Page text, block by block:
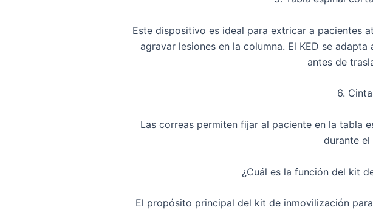
Este dispositivo es ideal para extricar a pacientes
agravar lesiones en la columna. El KED se
antes de
6.
Las correaspermiten fijar al paciente en la tabla
durante el
¿Cuál es la función del kit
El propósito principal del kit de inmovilización